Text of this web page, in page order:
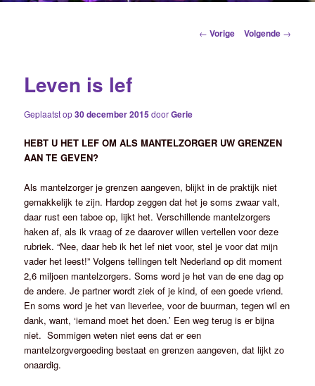
Berichtnavigatie
← Vorige Volgende →
Leven is lef
Geplaatst op30 december 2015 doorGerie
HEBT U HET LEF OM ALS MANTELZORGER UW GRENZEN
AAN TE GEVEN?
Als mantelzorger je grenzen aangeven, blijkt in de praktijk niet
gemakkelijk te zijn. Hardop zeggen dat het je soms zwaar valt,
daar rust een taboe op, lijkt het. Verschillende mantelzorgers
haken af, als ik vraag of ze daarover willen vertellen voor deze
rubriek. “Nee, daar heb ik het lef niet voor, stel je voor dat mijn
vader het leest!” Volgens tellingen telt Nederland op dit moment
2,6 miljoen mantelzorgers. Soms word je het van de ene dag op
de andere. Je partner wordt ziek of je kind, of een goede vriend.
En soms word je het van lieverlee, voor de buurman, tegen wil en
dank, want, ‘iemand moet het doen.’ Een weg terug is er bijna
niet. Sommigen weten niet eens dat er een
mantelzorgvergoeding bestaat en grenzen aangeven, dat lijkt zo
onaardig.